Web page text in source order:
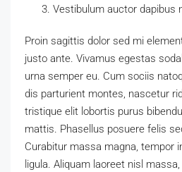
Vestibulum auctor dapibus
Proin sagittis dolor sed mi
justo ante. Vivamus egestas
urna semper eu. Cum sociis
dis parturient montes, nascetur
tristique elit lobortis purus
mattis. Phasellus posuere felis
Curabitur massa magna, tempor
ligula. Aliquam laoreet nisl